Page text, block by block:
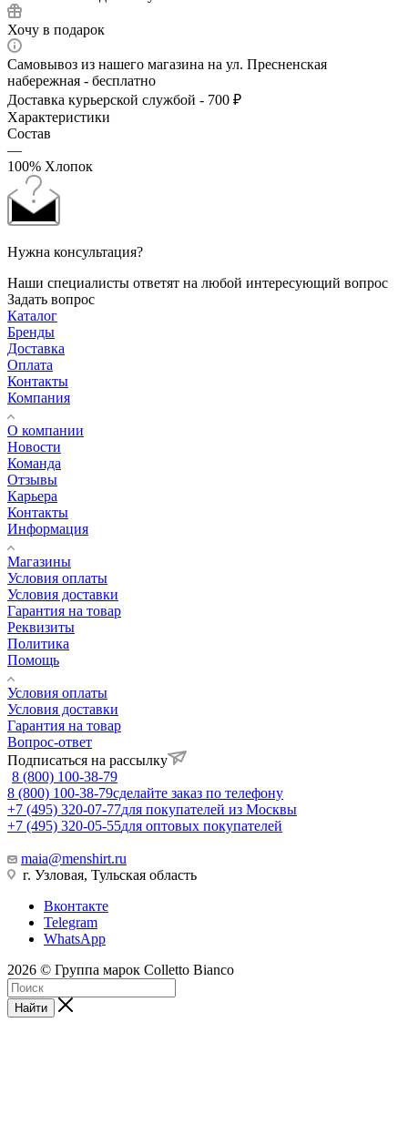
Хочу в подарок
Самовывоз из нашего магазина на ул. Пресненская
набережная - бесплатно
Доставка курьерской службой - 700 ₽
Характеристики
Состав
—
100% Хлопок
Нужна консультация?
Наши специалисты ответят на любой интересующий вопрос
Задать вопрос
Каталог
Бренды
Доставка
Оплата
Контакты
Компания
О компании
Новости
Команда
Отзывы
Карьера
Контакты
Информация
Магазины
Условия оплаты
Условия доставки
Гарантия на товар
Реквизиты
Политика
Помощь
Условия оплаты
Условия доставки
Гарантия на товар
Вопрос-ответ
Подписаться на рассылку
8 (800) 100-38-79
8 (800) 100-38-79сделайте заказ по телефону
+7 (495) 320-07-77для покупателей из Москвы
+7 (495) 320-05-55для оптовых покупателей
maia@menshirt.ru
г. Узловая, Тульская область
Вконтакте
Telegram
WhatsApp
2026 © Группа марок Colletto Bianco
Найти